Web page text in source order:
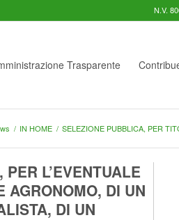
N.V.
Trasparente
/ IN HOME / SELEZIONE PUBBLICA, PER
L’EVENTUALE
AGRONOMO, DI UN
DI UN